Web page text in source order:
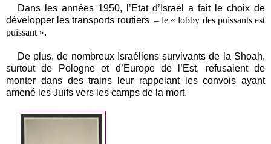
Dans les années 1950, l’Etat d’Israël a fait le choix de
développer les transports routiers – le « lobby des puissants est
puissant ».
De plus, de nombreux Israéliens survivants de la Shoah,
surtout de Pologne et d’Europe de l’Est, refusaient de
monter dans des trains leur rappelant les convois ayant
amené les Juifs vers les camps de la mort.